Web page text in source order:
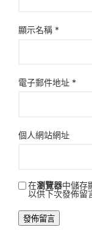
顯示名稱 *
電子郵件地址 *
個人網站網址
在瀏覽器中儲存
以供下次發佈留